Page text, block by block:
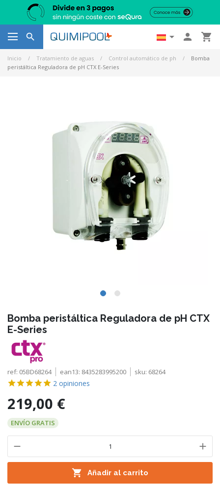
   
Inicio Tratamiento de aguas Control automático de ph
Bomba
peristáltica Reguladora de pH CTX E-Series
Bomba peristáltica Reguladora de pH CTX
E-Series
ref: 05BD68264 ean13: 8435283995200 sku: 68264
2 opiniones
219,00 €
ENVÍO GRATIS
 Añadir al carrito